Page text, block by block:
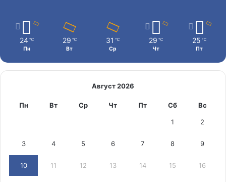
24 ℃
Пн
29 ℃
Вт
31 ℃
Ср
29 ℃
Чт
25 ℃
Пт
Август 2026
Пн Вт Ср Чт Пт Сб Вс
1 2
3 4 5 6 7 8 9
10 11 12 13 14 15 16